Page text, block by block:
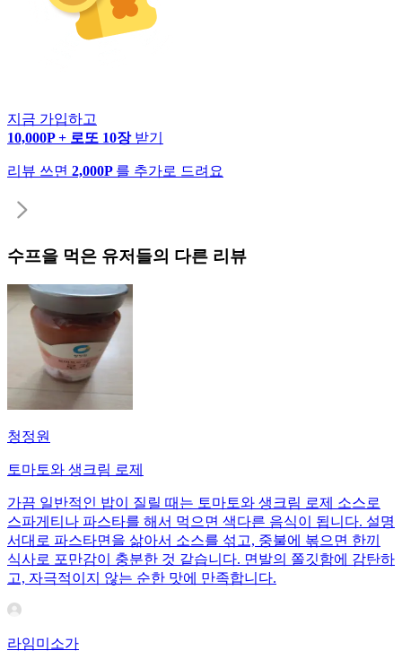
지금 가입하고
10,000P + 로또 10장 받기
리뷰 쓰면 2,000P 를 추가로 드려요
수프을 먹은 유저들의 다른 리뷰
청정원
토마토와 생크림 로제
가끔 일반적인 밥이 질릴 때는 토마토와 생크림 로제 소스로
스파게티나 파스타를 해서 먹으면 색다른 음식이 됩니다. 설명
서대로 파스타면을 삶아서 소스를 섞고, 중불에 볶으면 한끼
식사로 포만감이 충분한 것 같습니다. 면발의 쫄깃함에 감탄하
고, 자극적이지 않는 순한 맛에 만족합니다.
라임미소가